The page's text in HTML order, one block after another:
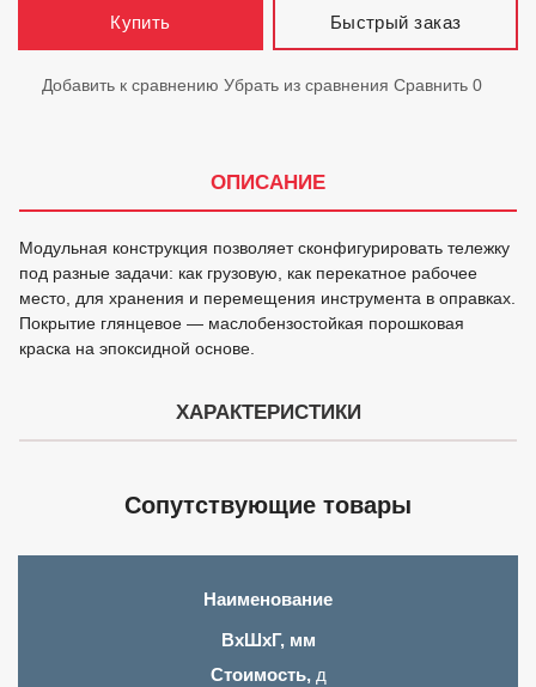
Купить Быстрый заказ
Добавить к сравнению Убрать из сравнения Сравнить 0
ОПИСАНИЕ
Модульная конструкция позволяет сконфигурировать тележку
под разные задачи: как грузовую, как перекатное рабочее
место, для хранения и перемещения инструмента в оправках.
Покрытие глянцевое — маслобензостойкая порошковая
краска на эпоксидной основе.
ХАРАКТЕРИСТИКИ
Сопутствующие товары
Наименование
ВхШхГ, мм
Стоимость, д